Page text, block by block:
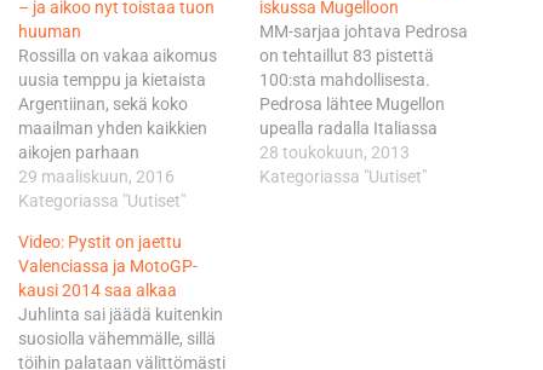
– ja aikoo nyt toistaa tuon
huuman
Rossilla on vakaa aikomus
uusia temppu ja kietaista
Argentiinan, sekä koko
maailman yhden kaikkien
aikojen parhaan
jalkapalloilijan kymppipaita
jälleen ensi sunnuntaina
radan podiumilla. MotoGP-
sarjaan kaksi kautta sitten
tullut argentiinalaisrata
sijaitsee niin sanotusti
keskellä ei mitään, mutta
29 maaliskuun, 2016
Kategoriassa "Uutiset"
iskussa Mugelloon
MM-sarjaa johtava Pedrosa
on tehtaillut 83 pistettä
100:sta mahdollisesta.
Pedrosa lähtee Mugellon
upealla radalla Italiassa
ajettavaan kauden
viidenteen osakilpailuun
28 toukokuun, 2013
Kategoriassa "Uutiset"
Video: Pystit on jaettu
Valenciassa ja MotoGP-
kausi 2014 saa alkaa
Juhlinta sai jäädä kuitenkin
suosiolla vähemmälle, sillä
töihin palataan välittömästi